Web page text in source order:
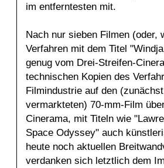
im entferntesten mit.
Nach nur sieben Filmen (oder,
Verfahren mit dem Titel
genug vom Drei-Streifen-
technischen Kopien des
Filmindustrie auf den
vermarkteten) 70-mm-Film
Cinerama, mit Titeln wie
Space Odyssey" auch
heute noch aktuellen
verdanken sich letztlich dem